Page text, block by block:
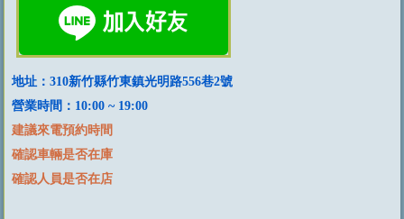
地址：310新竹縣竹東鎮光明路556巷2號
營業時間：10:00 ~ 19:00
建議來電預約時間
確認車輛是否在庫
確認人員是否在店